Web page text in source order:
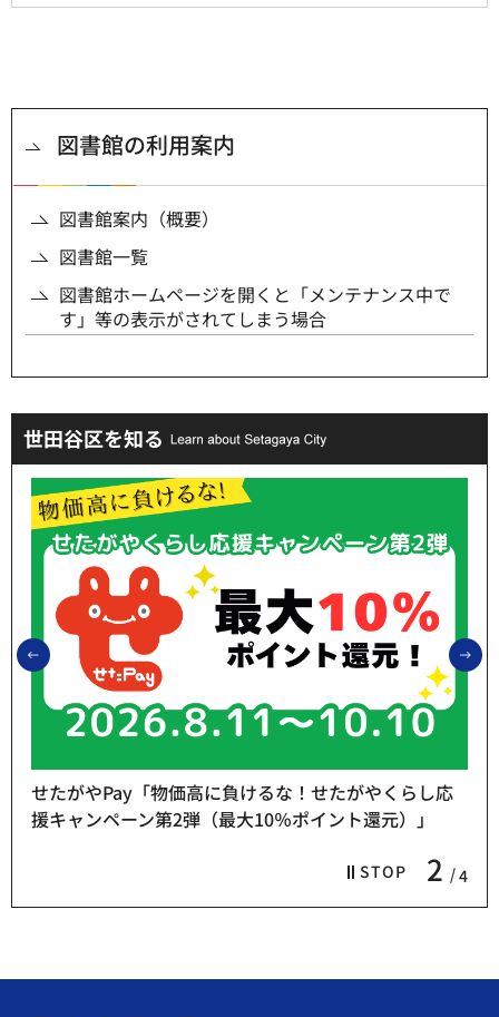
図書館の利用案内
図書館案内（概要）
図書館一覧
図書館ホームページを開くと「メンテナンス中で
す」等の表示がされてしまう場合
世田谷区を知る
前のスライドを表示
STOP 2 4
せたがやPay「物価高に負けるな！せたがやくらし応
援キャンペーン第2弾（最大10％ポイント還元）」